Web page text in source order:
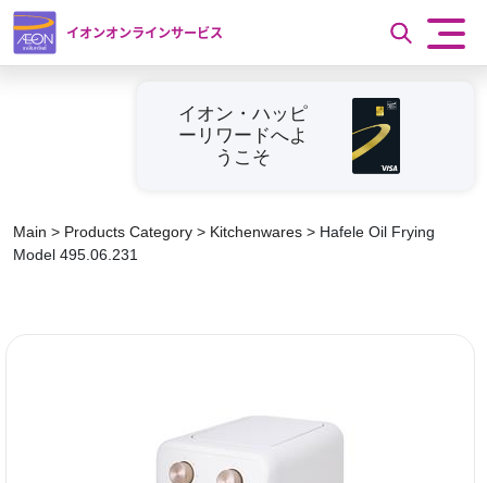
イオンオンラインサービス
イオン・ハッピ
ーリワードへよ
うこそ
Main > Products Category > Kitchenwares > Hafele Oil Frying
Model 495.06.231